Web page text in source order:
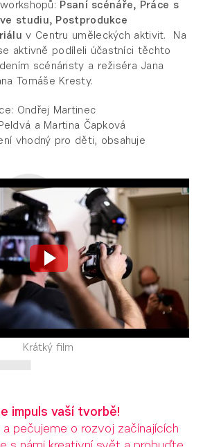
Psaní scénáře, Práce s
studiu, Postprodukce
v Centru uměleckých aktivit. Na
aktivně podíleli účastníci těchto
scénáristy a režiséra Jana
Tomáše Kresty.
Ondřej Martinec
a Martina Čapková
vhodný pro děti, obsahuje
Krátký film
impuls vaší tvorbě!
a pečujeme o rozvoj začínajících